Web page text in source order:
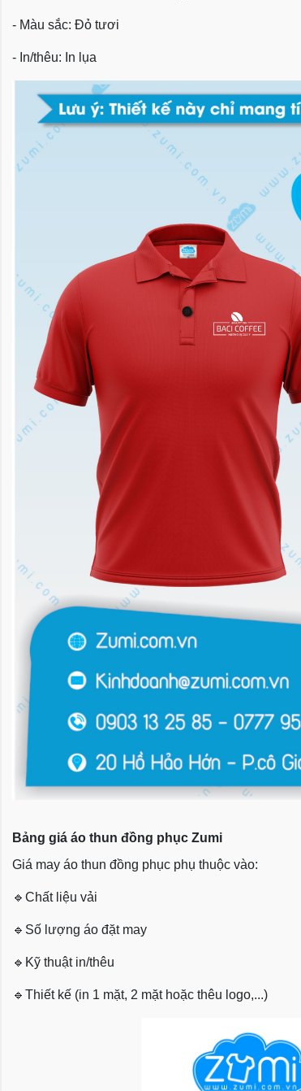
- Màu sắc: Đỏ tươi
- In/thêu: In lụa
Bảng giá áo thun đồng phục Zumi
Giá may áo thun đồng phục phụ thuộc vào:
🔹 Chất liệu vải
🔹 Số lượng áo đặt may
🔹 Kỹ thuật in/thêu
🔹 Thiết kế (in 1 mặt, 2 mặt hoặc thêu logo,...)